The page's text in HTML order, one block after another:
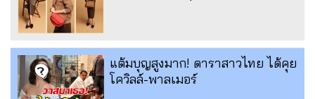
แต้มบุญสูงมาก! ดาราสาวไทย ได้คุย
โควิลล์-พาลเมอร์